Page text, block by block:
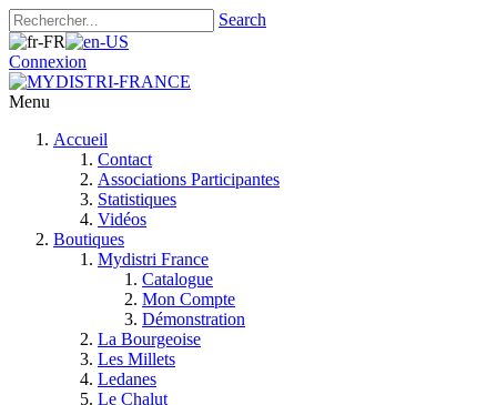
Search
Connexion
Menu
Accueil
Contact
Associations Participantes
Statistiques
Vidéos
Boutiques
Mydistri France
Catalogue
Mon Compte
Démonstration
La Bourgeoise
Les Millets
Ledanes
Le Chalut